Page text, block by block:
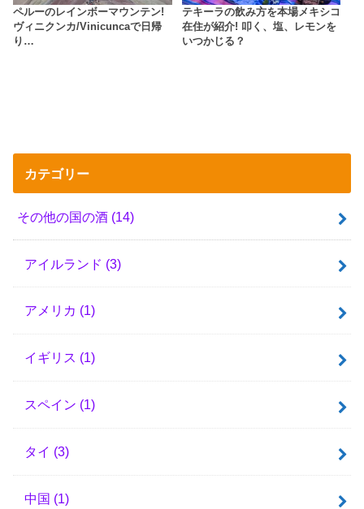
ペルーのレインボーマウンテン!
ヴィニクンカ/Vinicuncaで日帰
り…
テキーラの飲み方を本場メキシコ
在住が紹介! 叩く、塩、レモンを
いつかじる？
カテゴリー
その他の国の酒 (14)
アイルランド (3)
アメリカ (1)
イギリス (1)
スペイン (1)
タイ (3)
中国 (1)